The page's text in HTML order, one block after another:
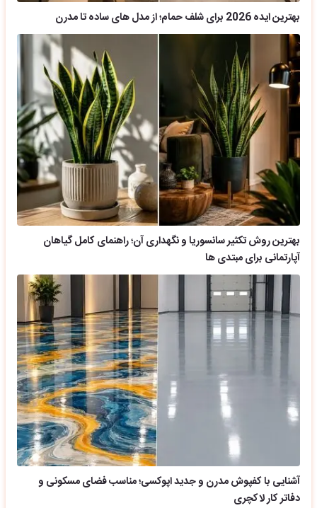
بهترین ایده 2026 برای شلف حمام؛ از مدل های ساده تا مدرن
بهترین روش تکثیر سانسوریا و نگهداری آن؛ راهنمای کامل گیاهان
آپارتمانی برای مبتدی ها
آشنایی با کفپوش مدرن و جدید اپوکسی؛ مناسب فضای مسکونی و
دفاتر کار لاکچری